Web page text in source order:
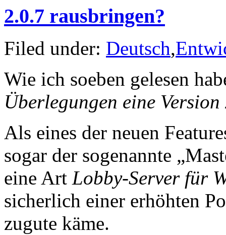
2.0.7 rausbringen?
Filed under: Deutsch,
Wie ich soeben gelesen
Überlegungen eine
Als eines der neuen
sogar der sogenannte
eine Art Lobby-Server für
sicherlich einer erhöhten
zugute käme.